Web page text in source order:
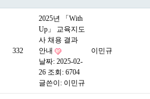
332
2025년 「With
Up」 교육지도
사 채용 결과
안내
날짜: 2025-02-
26 조회: 6704
글쓴이: 이민규
이민규